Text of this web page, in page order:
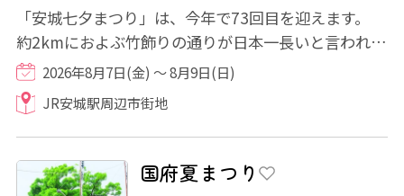
「安城七夕まつり」は、今年で73回目を迎えます。
約2kmにおよぶ竹飾りの通りが日本一長いと言われて
おり、毎年8月上旬の金・土・日に、JR安城駅...
2026年8月7日(金) ～ 8月9日(日)
JR安城駅周辺市街地
国府夏まつり